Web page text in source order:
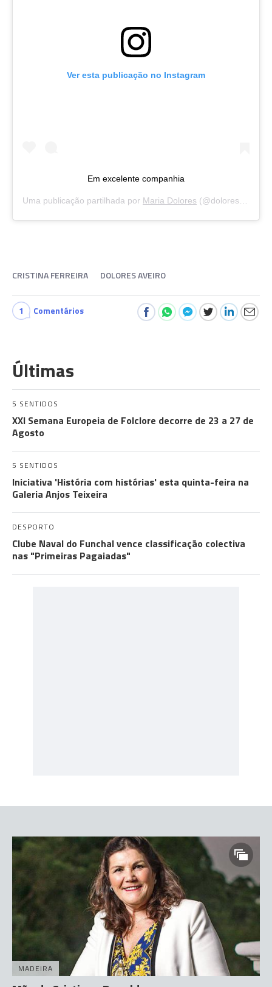
Ver esta publicação no Instagram
Em excelente companhia
Uma publicação partilhada por Maria Dolores (@doloresaveiroofficial) a
CRISTINA FERREIRA DOLORES AVEIRO
1 Comentários
Últimas
5 SENTIDOS
XXI Semana Europeia de Folclore decorre de 23 a 27 de
Agosto
5 SENTIDOS
Iniciativa 'História com histórias' esta quinta-feira na
Galeria Anjos Teixeira
DESPORTO
Clube Naval do Funchal vence classificação colectiva
nas "Primeiras Pagaiadas"
MADEIRA